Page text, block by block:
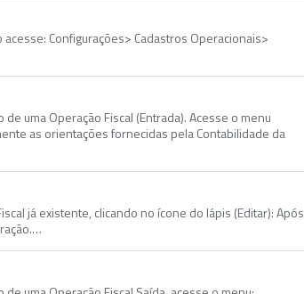
Configurações> Cadastros Operacionais>
uma Operação Fiscal (Entrada). Acesse o menu
as orientações fornecidas pela Contabilidade da
já existente, clicando no ícone do lápis (Editar): Após